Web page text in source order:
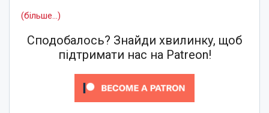
(більше…)
Сподобалось? Знайди хвилинку, щоб
підтримати нас на Patreon!